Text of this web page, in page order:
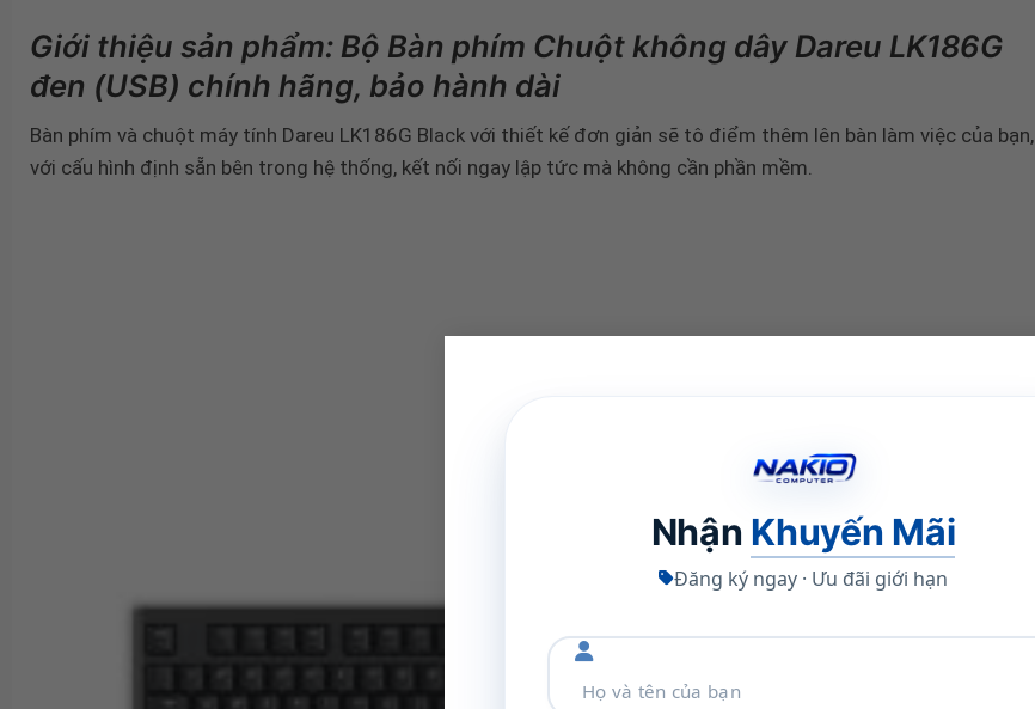
Nhận Khuyến Mãi
Đăng ký ngay · Ưu đãi giới hạn
Giới thiệu sản phẩm: Bộ Bàn phím Chuột không dây Dareu LK186G
đen (USB) chính hãng, bảo hành dài
Bàn phím và chuột máy tính Dareu LK186G Black với thiết kế đơn giản sẽ tô điểm thêm lên bàn làm việc của bạn,
với cấu hình định sẵn bên trong hệ thống, kết nối ngay lập tức mà không cần phần mềm.